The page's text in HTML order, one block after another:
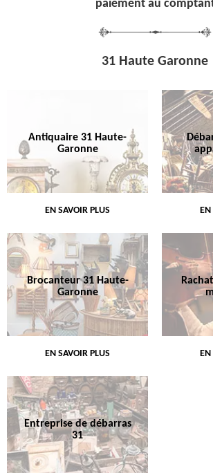
paiement au
31 Haute Garonne
Antiquaire 31 Haute-
Garonne
EN SAVOIR PLUS EN
Brocanteur 31 Haute-
Garonne
EN SAVOIR PLUS EN
Entreprise de débarras
31